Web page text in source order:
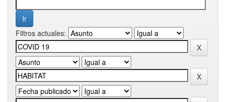
Filtros actuales: